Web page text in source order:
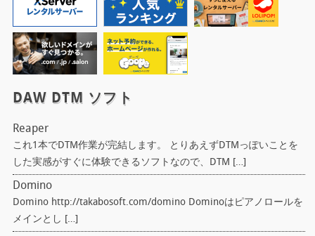
DAW DTM ソフト
Reaper
これ1本でDTM作業が完結します。 とりあえずDTMっぽいことを
した実感がすぐに体験できるソフトなので、DTM […]
Domino
Domino http://takabosoft.com/domino Dominoはピアノロールを
メインとし […]